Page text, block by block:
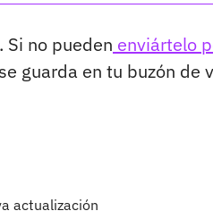
Si no pueden enviártelo
guarda en tu buzón de
actualización